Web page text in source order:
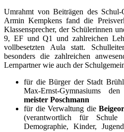
Umrahmt von Beiträgen des
Armin Kempkens fand die
Klassensprecher, der Schülerinnen
9, EF und Q1 und zahlreichen
vollbesetzten Aula statt.
besonders die zahlreichen
Lernpartner wie auch der
für die Bürger der Stadt
Max-Ernst-Gymnasiums
meister Poschmann
für die Verwaltung die
(verantwortlich für
Demographie, Kinder,